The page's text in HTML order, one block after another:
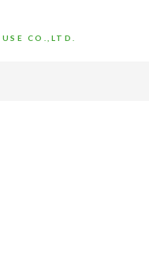
CO.,LTD.